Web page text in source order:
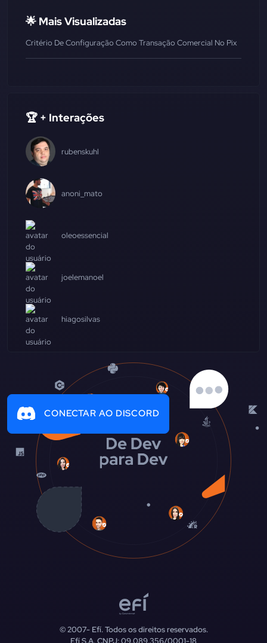
🌟 Mais Visualizadas
Critério De Configuração Como Transação Comercial No Pix
🏆 + Interações
rubenskuhl
anoni_mato
oleoessencial
joelemanoel
hiagosilvas
CONECTAR AO DISCORD
© 2007-Efí. Todos os direitos reservados.